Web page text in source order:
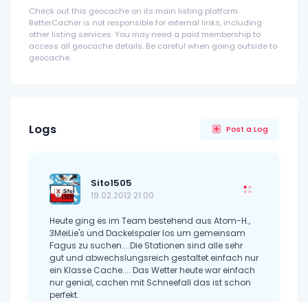
Check out this geocache on its main listing platform.
BetterCacher is not responsible for external links, including
other listing services. You may need a paid membership to
access all geocache details. Be careful when going outside to
geocache.
Logs Post a Log
Sito1505
19.02.2012 21:00
Heute ging es im Team bestehend aus Atom-H.,
3MeiLie's und Dackelspaler los um gemeinsam
Fagus zu suchen....Die Stationen sind alle sehr
gut und abwechslungsreich gestaltet einfach nur
ein Klasse Cache.... Das Wetter heute war einfach
nur genial, cachen mit Schneefall das ist schon
perfekt.